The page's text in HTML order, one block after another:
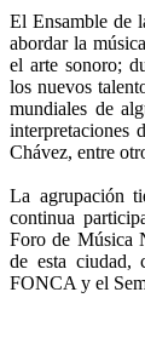
El Ensamble de
abordar la
el arte sonoro;
los nuevos
mundiales de
interpretaciones
Chávez, entre
La agrupación
continua
Foro de Música
de esta ciudad,
FONCA y el